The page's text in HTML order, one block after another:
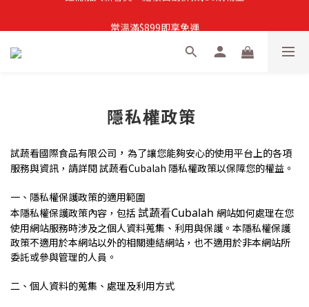
註冊新會員，【首購】滿$299免運費
隱私權政策
試蔬看國際食品有限公司 ， 為了讓您能夠安心的使用平台上的各項
服務與資訊，請詳閱 試蔬看Cubalah 隱私權政策以保障您的權益。
一、隱私權保護政策的適用範圍
本隱私權保護政策內容，包括 試蔬看Cubalah 網站如何處理在您
使用網站服務時涉及之個人資料蒐集、利用與保護。本隱私權保護
政策不適用於本網站以外的相關連結網站，也不適用於非本網站所
委託或參與管理的人員。
二、個人資料的蒐集、處理及利用方式